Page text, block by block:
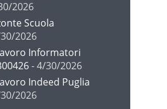
2026
Scuola
2026
Informatori
- 4/30/2026
Indeed Puglia
2026